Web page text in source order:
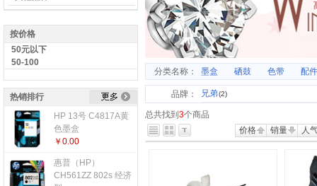
分类名称： 墨盒 硒鼓 色带 配件
品牌： 兄弟(2)
总共找到 3个商品
价格
销量 人
按价格
50元以下
50-100
热销排行
HP 13号 C4817A黄
色墨盒
￥0.00
惠普（HP）
CH561ZZ 802s 经济
更多...